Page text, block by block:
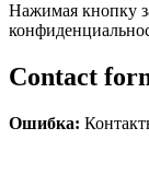
Нажимая кнопку
Contact
Ошибка: